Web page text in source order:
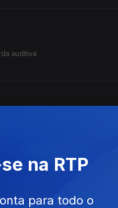
auditiva
o cultivo de
alimentares e
na RTP
para todo o